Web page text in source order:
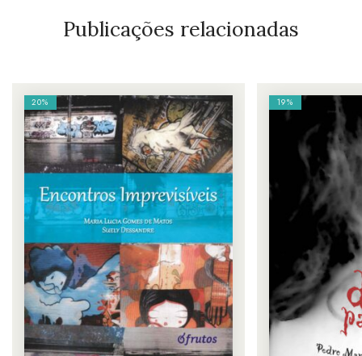
Publicações relacionadas
20% 19%